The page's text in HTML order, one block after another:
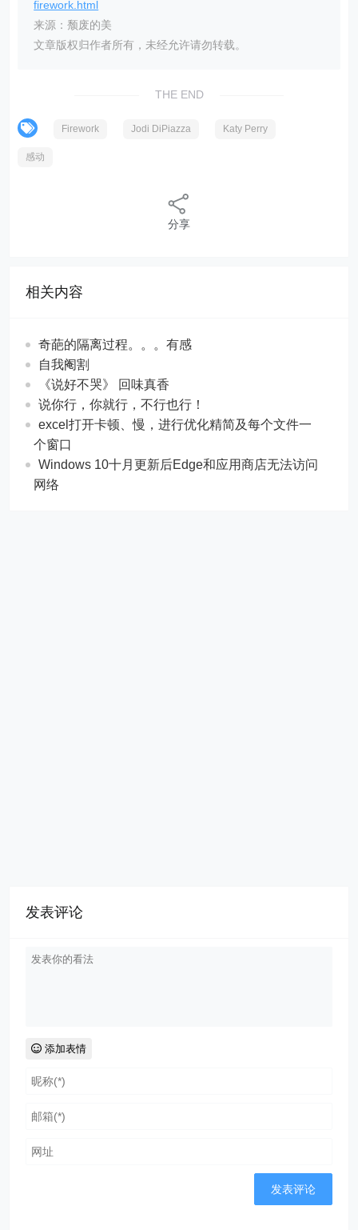
firework.html
来源：颓废的美
文章版权归作者所有，未经允许请勿转载。
THE END
Firework Jodi DiPiazza Katy Perry
感动
分享
相关内容
奇葩的隔离过程。。。有感
自我阉割
《说好不哭》 回味真香
说你行，你就行，不行也行！
excel打开卡顿、慢，进行优化精简及每个文件一
个窗口
Windows 10十月更新后Edge和应用商店无法访问
网络
发表评论
添加表情